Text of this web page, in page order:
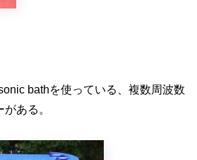
bathを使っている、複数周波数
ある。